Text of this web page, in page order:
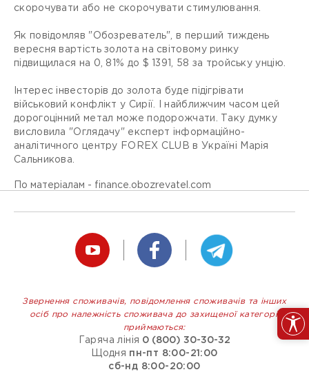
скорочувати або не скорочувати стимулювання.
Як повідомляв "Обозреватель", в перший тиждень
вересня вартість золота на світовому ринку
підвищилася на 0, 81% до $ 1391, 58 за тройську унцію.
Інтерес інвесторів до золота буде підігрівати
військовий конфлікт у Сирії. І найближчим часом цей
дорогоцінний метал може подорожчати. Таку думку
висловила "Оглядачу" експерт інформаційно-
аналітичного центру FOREX CLUB в Україні Марія
Сальникова.
По матеріалам - finance.obozrevatel.com
Звернення споживачів, повідомлення споживачів та інших
осіб про належність споживача до захищеної категорії
приймаються:
Гаряча лінія 0 (800) 30-30-32
Щодня
пн-пт 8:00-21:00
сб-нд 8:00-20:00